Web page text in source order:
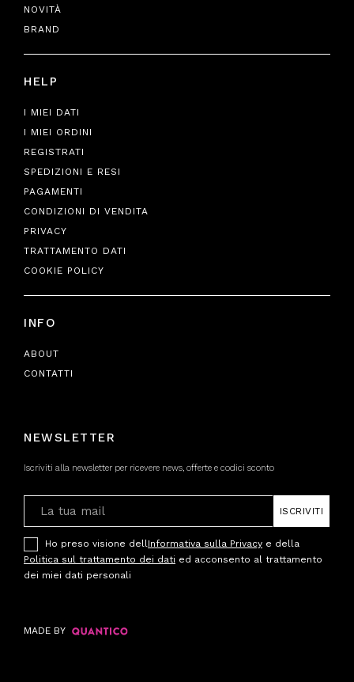
NOVITÀ
BRAND
HELP
I MIEI DATI
I MIEI ORDINI
REGISTRATI
SPEDIZIONI E RESI
PAGAMENTI
CONDIZIONI DI VENDITA
PRIVACY
TRATTAMENTO DATI
COOKIE POLICY
INFO
ABOUT
CONTATTI
NEWSLETTER
Iscriviti alla newsletter per ricevere news, offerte e codici sconto
ISCRIVITI
Ho preso visione dell Informativa sulla Privacy e della
Politica sul trattamento dei dati ed acconsento al trattamento
dei miei dati personali
MADE BY